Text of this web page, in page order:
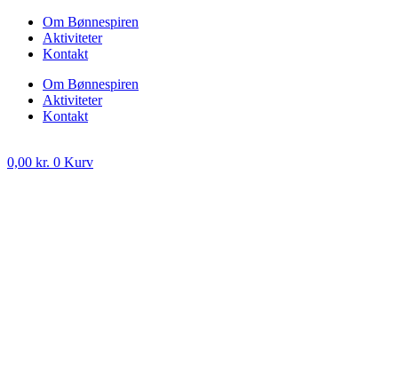
Om Bønnespiren
Aktiviteter
Kontakt
Om Bønnespiren
Aktiviteter
Kontakt
0,00 kr. 0 Kurv